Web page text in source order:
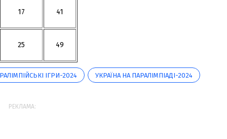
17 41
25 49
ІГРИ-2024 УКРАЇНА НА ПАРАЛІМПІАДІ-2024
РЕКЛАМА: